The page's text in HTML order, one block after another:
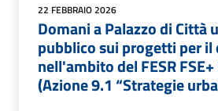
22 FEBBRAIO 2026
Domani a Palazzo di Città
pubblico sui progetti per il
nell'ambito del FESR
(Azione 9.1 “Strategie